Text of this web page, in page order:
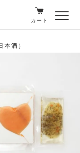
カート
本酒）